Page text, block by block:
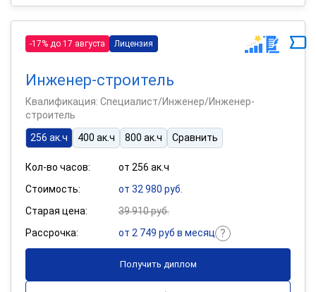
-17% до 17 августа Лицензия
Инженер-строитель
Квалификация: Специалист/Инженер/Инженер-
строитель
256 ак.ч
400 ак.ч 800 ак.ч Сравнить
Кол-во часов:
от 256 ак.ч
Стоимость:
от 32 980 руб.
Старая цена:
39 910 руб.
Рассрочка:
от 2 749 руб в месяц
Получить диплом